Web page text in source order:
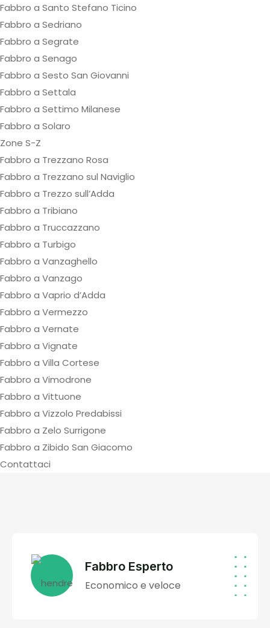
Fabbro a Santo Stefano Ticino
Fabbro a Sedriano
Fabbro a Segrate
Fabbro a Senago
Fabbro a Sesto San Giovanni
Fabbro a Settala
Fabbro a Settimo Milanese
Fabbro a Solaro
Zone S-Z
Fabbro a Trezzano Rosa
Fabbro a Trezzano sul Naviglio
Fabbro a Trezzo sull’Adda
Fabbro a Tribiano
Fabbro a Truccazzano
Fabbro a Turbigo
Fabbro a Vanzaghello
Fabbro a Vanzago
Fabbro a Vaprio d’Adda
Fabbro a Vermezzo
Fabbro a Vernate
Fabbro a Vignate
Fabbro a Villa Cortese
Fabbro a Vimodrone
Fabbro a Vittuone
Fabbro a Vizzolo Predabissi
Fabbro a Zelo Surrigone
Fabbro a Zibido San Giacomo
Contattaci
Fabbro Esperto
Economico e veloce